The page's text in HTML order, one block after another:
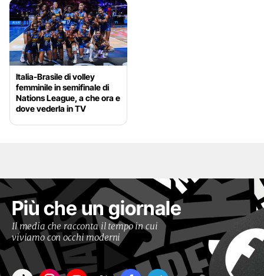
Italia-Brasile di volley
femminile in semifinale di
Nations League, a che ora e
dove vederla in TV
Più che un giornale
Il media che racconta il tempo in cui
viviamo con occhi moderni